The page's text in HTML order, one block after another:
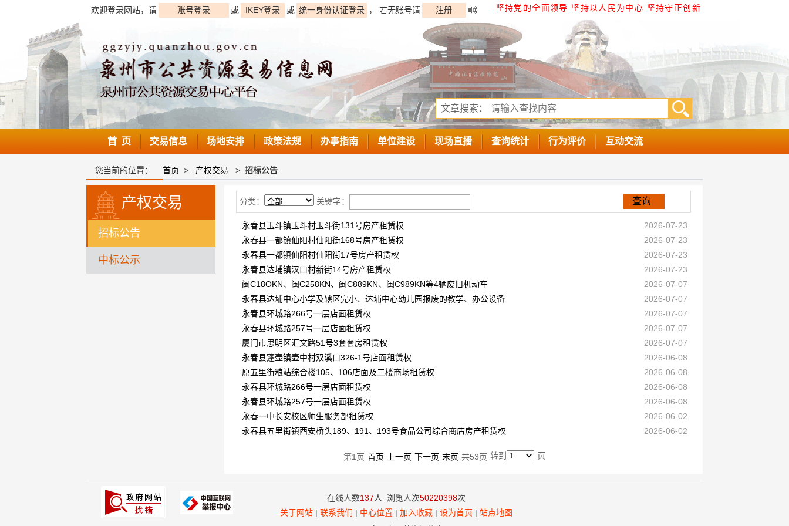
欢迎登录网站，请 账号登录 或 IKEY登录 或 统一身份认证登录 ， 若无账号请 注册 坚持党的全面领导 坚持以人民为中心 坚持守正创新 坚持以制度建
文章搜索：
首 页 交易信息 场地安排 政策法规 办事指南 单位建设 现场直播 查询统计 行为评价 互动交流
您当前的位置： 首页 > 产权交易 > 招标公告
产权交易
招标公告
中标公示
分类： 关键字： 查询
永春县玉斗镇玉斗村玉斗街131号房产租赁权
2026-07-23
永春县一都镇仙阳村仙阳街168号房产租赁权
2026-07-23
永春县一都镇仙阳村仙阳街17号房产租赁权
2026-07-23
永春县达埔镇汉口村新街14号房产租赁权
2026-07-23
闽C18OKN、闽C258KN、闽C889KN、闽C989KN等4辆废旧机动车
2026-07-07
永春县达埔中心小学及辖区完小、达埔中心幼儿园报废的教学、办公设备
2026-07-07
永春县环城路266号一层店面租赁权
2026-07-07
永春县环城路257号一层店面租赁权
2026-07-07
厦门市思明区汇文路51号3套套房租赁权
2026-07-07
永春县蓬壶镇壶中村双溪口326-1号店面租赁权
2026-06-08
原五里街粮站综合楼105、106店面及二楼商场租赁权
2026-06-08
永春县环城路266号一层店面租赁权
2026-06-08
永春县环城路257号一层店面租赁权
2026-06-08
永春一中长安校区师生服务部租赁权
2026-06-02
永春县五里街镇西安桥头189、191、193号食品公司综合商店房产租赁权
2026-06-02
第1 页 首页 上一页 下一页 末页 共53页 转到 页
在线人数137人 浏览人次50220398次
关于网站 | 联系我们 | 中心位置 | 加入收藏 | 设为首页 | 站点地图